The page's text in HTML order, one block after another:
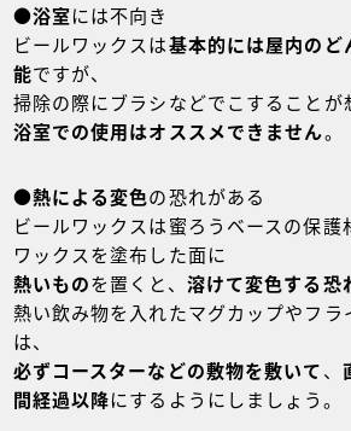
●浴室には不向き
ビールワックスは基本的には屋内の
能ですが、
掃除の際にブラシなどでこすることが
浴室での使用はオススメできません。
●熱による変色の恐れがある
ビールワックスは蜜ろうベースの保護
ワックスを塗布した面に
熱いものを置くと、 溶けて変色する恐
熱い飲み物を入れたマグカップやフ
は、
必ずコースターなどの敷物を敷いて、
間経過以降にするようにしましょう。